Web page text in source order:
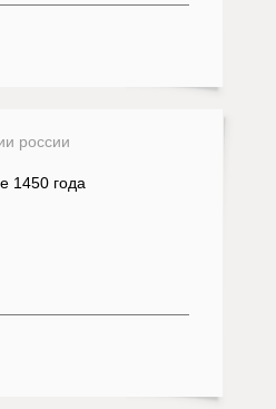
россии
1450 года